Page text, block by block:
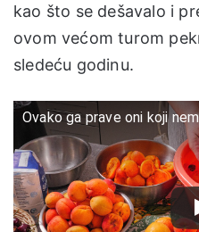
kao što se dešavalo i
ovom većom turom
sledeću godinu.
Ovako ga prave oni koji